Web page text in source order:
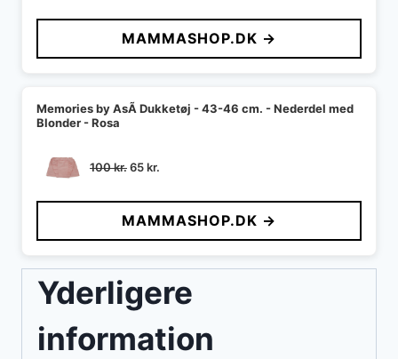
pris
var:
100 kr..
pris
er:
65 kr..
MAMMASHOP.DK →
Memories by AsÃ­ Dukketøj - 43-46 cm. - Nederdel med
Blonder - Rosa
100kr.Den
pris
var:
100 kr..
65kr.
pris
er:
65 kr..
MAMMASHOP.DK →
Yderligere
information